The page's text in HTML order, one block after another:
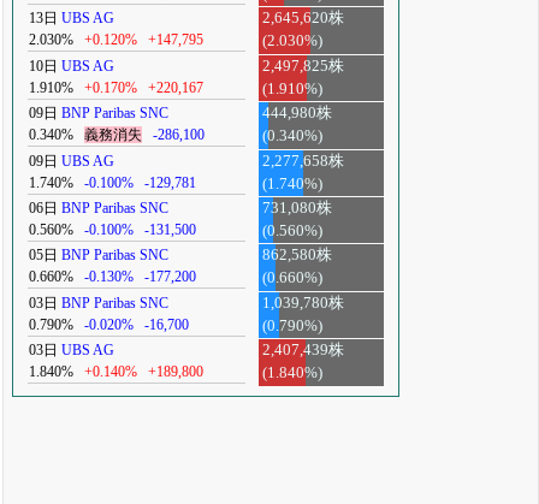
13日 UBS AG
2.030%
+0.120% +147,795
2,645,620株
(2.030%)
10日 UBS AG
1.910%
+0.170% +220,167
2,497,825株
(1.910%)
09日 BNP Paribas SNC
0.340%
義務消失 -286,100
444,980株
(0.340%)
09日 UBS AG
1.740%
-0.100% -129,781
2,277,658株
(1.740%)
06日 BNP Paribas SNC
0.560%
-0.100% -131,500
731,080株
(0.560%)
05日 BNP Paribas SNC
0.660%
-0.130% -177,200
862,580株
(0.660%)
03日 BNP Paribas SNC
0.790%
-0.020% -16,700
1,039,780株
(0.790%)
03日 UBS AG
1.840%
+0.140% +189,800
2,407,439株
(1.840%)